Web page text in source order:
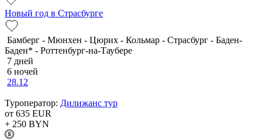
Новый год в Страсбурге
Бамберг - Мюнхен - Цюрих - Кольмар - Страсбург - Баден-
Баден* - Роттенбург-на-Таубере
7 дней
6 ночей
28.12
Туроператор: Дилижанс тур
от 635 EUR
+ 250 BYN